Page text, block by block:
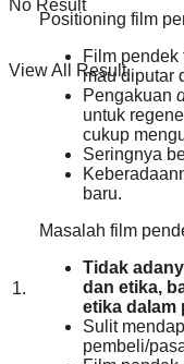
No Result
View All Result
1.
Positioning film
Film pendek
mau diputar
Pengakuan
untuk
cukup
Seringnya
baru.
Masalah film
Tidak
dan etika,
etika dalam
Sulit
pembeli/